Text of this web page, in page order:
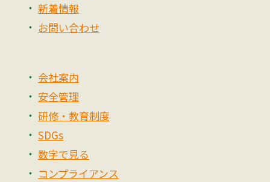
新着情報
お問い合わせ
会社案内
安全管理
研修・教育制度
SDGs
数字で見る
コンプライアンス